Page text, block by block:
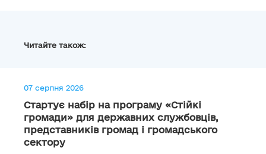
Читайте також:
07 серпня 2026
Стартує набір на програму «Стійкі
громади» для державних службовців,
представників громад і громадського
сектору